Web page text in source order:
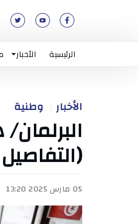
الرئيسية الأخبار
الأخبار وطنية
05 مارس 2025 13:20